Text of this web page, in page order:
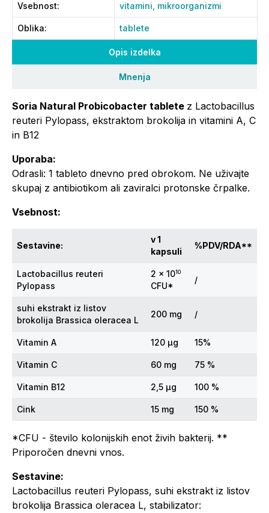
Opis izdelka
Mnenja
Soria Natural Probicobacter tablete z Lactobacillus
reuteri Pylopass, ekstraktom brokolija in vitamini A, C
in B12
Uporaba:
Odrasli: 1 tableto dnevno pred obrokom. Ne uživajte
skupaj z antibiotikom ali zaviralci protonske črpalke.
Vsebnost:
Sestavine:
v 1
kapsuli
%PDV/RDA**
Lactobacillus reuteri
Pylopass
2 x 1010
CFU*
/
suhi ekstrakt iz listov
brokolija Brassica oleracea L
200 mg /
Vitamin A 120 μg 15%
Vitamin C 60 mg 75 %
Vitamin B12 2,5 μg 100 %
Cink 15 mg 150 %
*CFU - število kolonijskih enot živih bakterij. **
Priporočen dnevni vnos.
Sestavine:
Lactobacillus reuteri Pylopass, suhi ekstrakt iz listov
brokolija Brassica oleracea L, stabilizator:
Vsebnost: vitamini, mikroorganizmi
Oblika: tablete